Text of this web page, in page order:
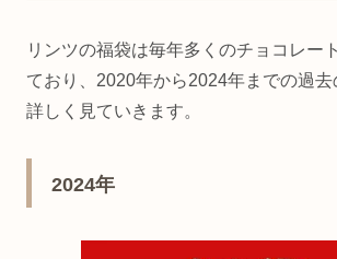
リンツの福袋は毎年多くのチョコレー
ており、2020年から2024年までの過去
詳しく見ていきます。
2024年